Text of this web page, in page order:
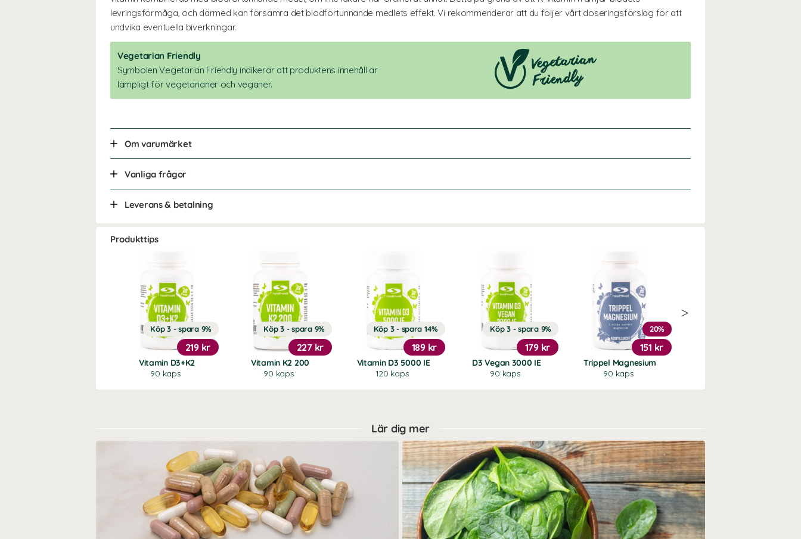
levringsförmåga, och därmed kan försämra det blodförtunnande medlets effekt. Vi rekommenderar att du följer vårt doseringsförslag för att
undvika eventuella biverkningar.
Vegetarian Friendly
Symbolen Vegetarian Friendly indikerar att produktens innehåll är
lämpligt för vegetarianer och veganer.
Om varumärket
Vanliga frågor
Leverans & betalning
Produkttips
Vitamin D3+K2
90 kaps
Köp 3 - spara 9%
219 kr
Vitamin K2 200
90 kaps
Köp 3 - spara 9%
227 kr
Vitamin D3 5000 IE
120 kaps
Köp 3 - spara 14%
189 kr
D3 Vegan 3000 IE
90 kaps
Köp 3 - spara 9%
179 kr
Trippel Magnesium
90 kaps
20%
151 kr
Lär dig mer